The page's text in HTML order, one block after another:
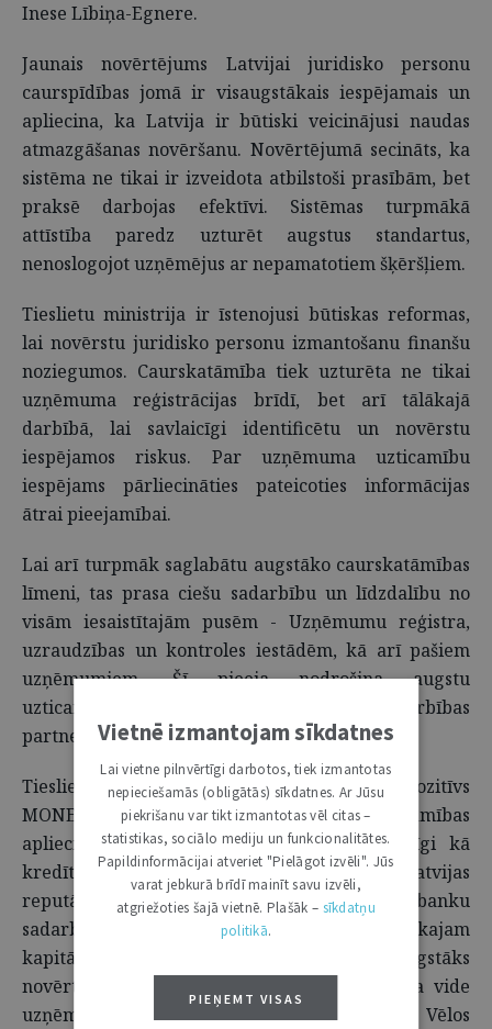
Inese Lībiņa-Egnere.
Jaunais novērtējums Latvijai juridisko personu
caurspīdības jomā ir visaugstākais iespējamais un
apliecina, ka Latvija ir būtiski veicinājusi naudas
atmazgāšanas novēršanu. Novērtējumā secināts, ka
sistēma ne tikai ir izveidota atbilstoši prasībām, bet
praksē darbojas efektīvi. Sistēmas turpmākā
attīstība paredz uzturēt augstus standartus,
nenoslogojot uzņēmējus ar nepamatotiem šķēršļiem.
Tieslietu ministrija ir īstenojusi būtiskas reformas,
lai novērstu juridisko personu izmantošanu finanšu
noziegumos. Caurskatāmība tiek uzturēta ne tikai
uzņēmuma reģistrācijas brīdī, bet arī tālākajā
darbībā, lai savlaicīgi identificētu un novērstu
iespējamos riskus. Par uzņēmuma uzticamību
iespējams pārliecināties pateicoties informācijas
ātrai pieejamībai.
Lai arī turpmāk saglabātu augstāko caurskatāmības
līmeni, tas prasa ciešu sadarbību un līdzdalību no
visām iesaistītajām pusēm - Uzņēmumu reģistra,
uzraudzības un kontroles iestādēm, kā arī pašiem
uzņēmumiem. Šī pieeja nodrošina augstu
uzticamības un drošības standartu sadarbības
partneriem.
Tieslietu ministre I. Lībiņa-Egnere uzsver: "Pozitīvs
MONEYVAL novērtējums ir līdzvērtīgs uzticamības
apliecinājumam starptautiskajā vidē – līdzīgi kā
kredītreitings valstij. Tas tieši ietekmē Latvijas
reputāciju, finanšu darījumu izmaksas, banku
sadarbības iespējas, piekļuvi starptautiskajam
kapitālam un investoru uzticību. Jo augstāks
novērtējums, jo mazāks risks un labvēlīgāka vide
uzņēmējdarbībai un investīcijām Latvijā. Vēlos
Vietnē izmantojam sīkdatnes
Lai vietne pilnvērtīgi darbotos, tiek izmantotas
nepieciešamās (obligātās) sīkdatnes. Ar Jūsu
piekrišanu var tikt izmantotas vēl citas –
statistikas, sociālo mediju un funkcionalitātes.
Papildinformācijai atveriet "Pielāgot izvēli". Jūs
varat jebkurā brīdī mainīt savu izvēli,
atgriežoties šajā vietnē. Plašāk – sīkdatņu
politikā.
PIEŅEMT VISAS